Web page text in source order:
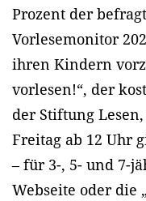
Prozent der
Vorlesemonitor
ihren Kindern
vorlesen!“, der
der Stiftung
Freitag ab 12 Uhr
– für 3-, 5- und 7-
Webseite oder die